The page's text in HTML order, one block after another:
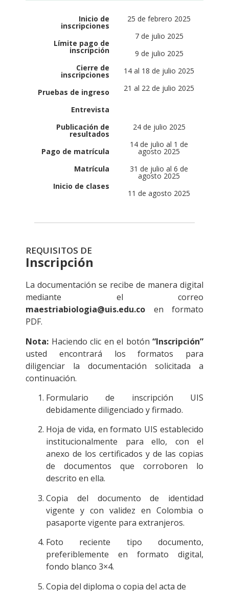
Inicio de
inscripciones
Límite pago de
inscripción
Cierre de
inscripciones
Pruebas de ingreso
Entrevista
25 de febrero 2025
7 de julio 2025
9 de julio 2025
14 al 18 de julio 2025
21 al 22 de julio 2025
Publicación de
resultados
Pago de matrícula
Matrícula
Inicio de clases
24 de julio 2025
14 de julio al 1 de
agosto 2025
31 de julio al 6 de
agosto 2025
11 de agosto 2025
REQUISITOS DE
Inscripción
La documentación se recibe de manera digital
mediante el correo
maestriabiologia@uis.edu.co en formato
PDF.
Nota: Haciendo clic en el botón “Inscripción”
usted encontrará los formatos para
diligenciar la documentación solicitada a
continuación.
Formulario de inscripción UIS
debidamente diligenciado y firmado.
Hoja de vida, en formato UIS establecido
institucionalmente para ello, con el
anexo de los certificados y de las copias
de documentos que corroboren lo
descrito en ella.
Copia del documento de identidad
vigente y con validez en Colombia o
pasaporte vigente para extranjeros.
Foto reciente tipo documento,
preferiblemente en formato digital,
fondo blanco 3×4.
Copia del diploma o copia del acta de